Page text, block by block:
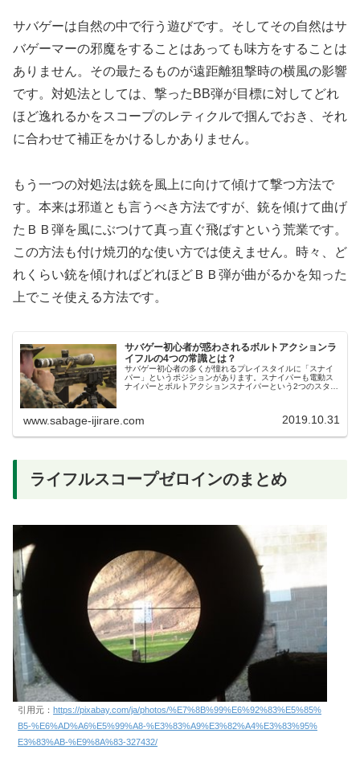
サバゲーは自然の中で行う遊びです。そしてその自然はサ
バゲーマーの邪魔をすることはあっても味方をすることは
ありません。その最たるものが遠距離狙撃時の横風の影響
です。対処法としては、撃ったBB弾が目標に対してどれ
ほど逸れるかをスコープのレティクルで掴んでおき、それ
に合わせて補正をかけるしかありません。
もう一つの対処法は銃を風上に向けて傾けて撃つ方法で
す。本来は邪道とも言うべき方法ですが、銃を傾けて曲げ
たＢＢ弾を風にぶつけて真っ直ぐ飛ばすという荒業です。
この方法も付け焼刃的な使い方では使えません。時々、ど
れくらい銃を傾ければどれほどＢＢ弾が曲がるかを知った
上でこそ使える方法です。
サバゲー初心者が惑わされるボルトアクションラ
イフルの4つの常識とは？
サバゲー初心者の多くが憧れるプレイスタイルに「スナイ
パー」というポジションがあります。スナイパーも電動ス
ナイパーとボルトアクションスナイパーという2つのスタイ
www.sabage-ijirare.com 2019.10.31
ライフルスコープゼロインのまとめ
引用元： https://pixabay.com/ja/photos/%E7%8B%99%E6%92%83%E5%85%
B5-%E6%AD%A6%E5%99%A8-%E3%83%A9%E3%82%A4%E3%83%95%
E3%83%AB-%E9%8A%83-327432/